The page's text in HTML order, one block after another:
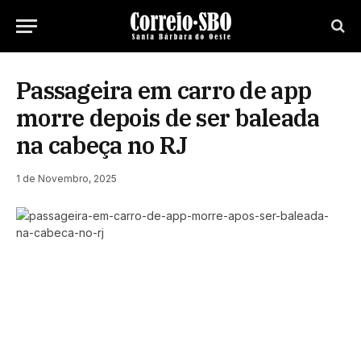
Passageira em carro de app
morre depois de ser baleada
na cabeça no RJ
1 de Novembro, 2025